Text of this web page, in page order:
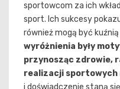
sportowcom za ich
sport. Ich sukcesy
również mogą być
wyróżnienia były
przynosząc zdrowie,
realizacji sportowych